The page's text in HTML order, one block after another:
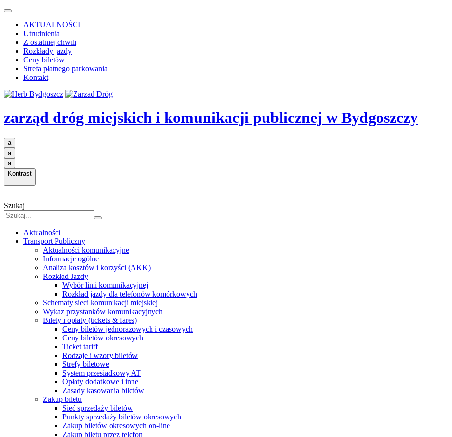
AKTUALNOŚCI
Utrudnienia
Z ostatniej chwili
Rozkłady jazdy
Ceny biletów
Strefa płatnego parkowania
Kontakt
zarząd dróg miejskich i komunikacji publicznej w Bydgoszczy
a
a
a
Kontrast
Szukaj
Aktualności
Transport Publiczny
Aktualności komunikacyjne
Informacje ogólne
Analiza kosztów i korzyści (AKK)
Rozkład Jazdy
Wybór linii komunikacyjnej
Rozkład jazdy dla telefonów komórkowych
Schematy sieci komunikacji miejskiej
Wykaz przystanków komunikacyjnych
Bilety i opłaty (tickets & fares)
Ceny biletów jednorazowych i czasowych
Ceny biletów okresowych
Ticket tariff
Rodzaje i wzory biletów
Strefy biletowe
System przesiadkowy AT
Opłaty dodatkowe i inne
Zasady kasowania biletów
Zakup biletu
Sieć sprzedaży biletów
Punkty sprzedaży biletów okresowych
Zakup biletów okresowych on-line
Zakup biletu przez telefon